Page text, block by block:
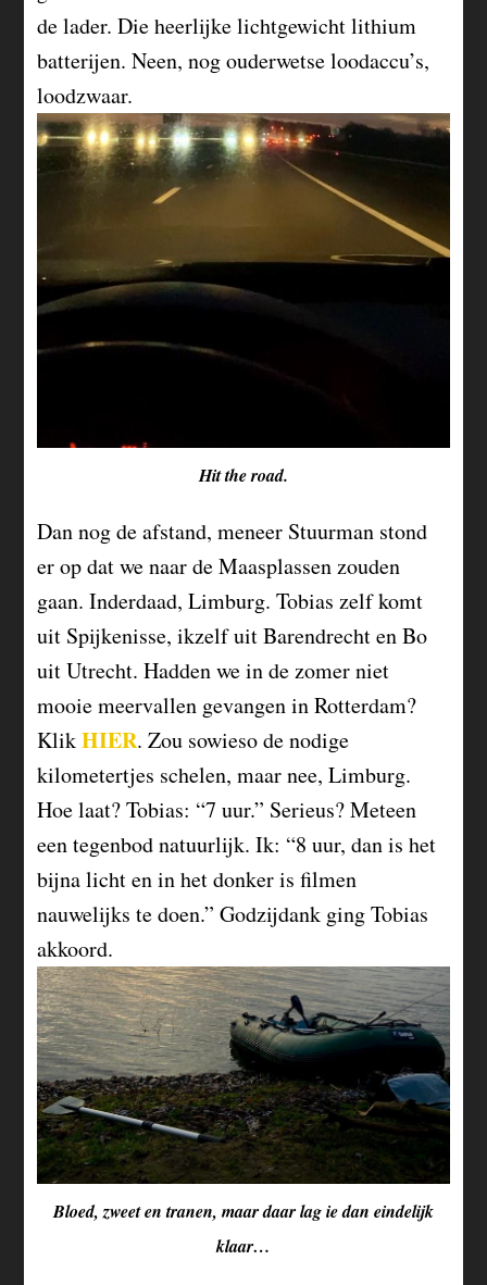
de lader. Die heerlijke lichtgewicht lithium
batterijen. Neen, nog ouderwetse loodaccu’s,
loodzwaar.
Hit the road.
Dan nog de afstand, meneer Stuurman stond
er op dat we naar de Maasplassen zouden
gaan. Inderdaad, Limburg. Tobias zelf komt
uit Spijkenisse, ikzelf uit Barendrecht en Bo
uit Utrecht. Hadden we in de zomer niet
mooie meervallen gevangen in Rotterdam?
KlikHIER. Zou sowieso de nodige
kilometertjes schelen, maar nee, Limburg.
Hoe laat? Tobias: “7 uur.” Serieus? Meteen
een tegenbod natuurlijk. Ik: “8 uur, dan is het
bijna licht en in het donker is filmen
nauwelijks te doen.” Godzijdank ging Tobias
akkoord.
Bloed, zweet en tranen, maar daar lag ie dan eindelijk
klaar…